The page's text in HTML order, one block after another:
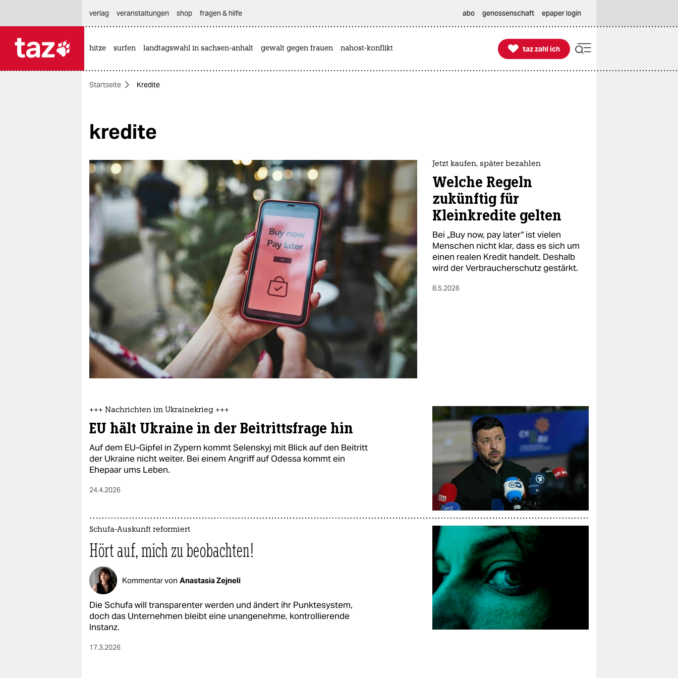
themen
öko
gesellschaft
kultur
sport
berlin
nord
wahrheit
verlag
veranstaltungen
shop
fragen & hilfe
abo
genossenschaft
epaper login
verlag
veranstaltungen shop fragen & hilfe abo genossenschaft epaper login
hitze surfen landtagswahl in sachsen-anhalt gewalt gegen frauen nahost-konflikt 
taz zahl ich
taz zahl ich
Startseite Kredite
kredite
Jetzt kaufen, später bezahlen
Welche Regeln
zukünftig für
Kleinkredite gelten
Bei „Buy now, pay later“ ist vielen
Menschen nicht klar, dass es sich um
einen realen Kredit handelt. Deshalb
wird der Verbraucherschutz gestärkt.
8.5.2026
+++ Nachrichten im Ukrainekrieg +++
EU hält Ukraine in der Beitrittsfrage hin
Auf dem EU-Gipfel in Zypern kommt Selenskyj mit Blick auf den Beitritt
der Ukraine nicht weiter. Bei einem Angriff auf Odessa kommt ein
Ehepaar ums Leben.
24.4.2026
Schufa-Auskunft reformiert
Hört auf, mich zu beobachten!
Kommentar von Anastasia Zejneli
Die Schufa will transparenter werden und ändert ihr Punktesystem,
doch das Unternehmen bleibt eine unangenehme, kontrollierende
Instanz.
17.3.2026